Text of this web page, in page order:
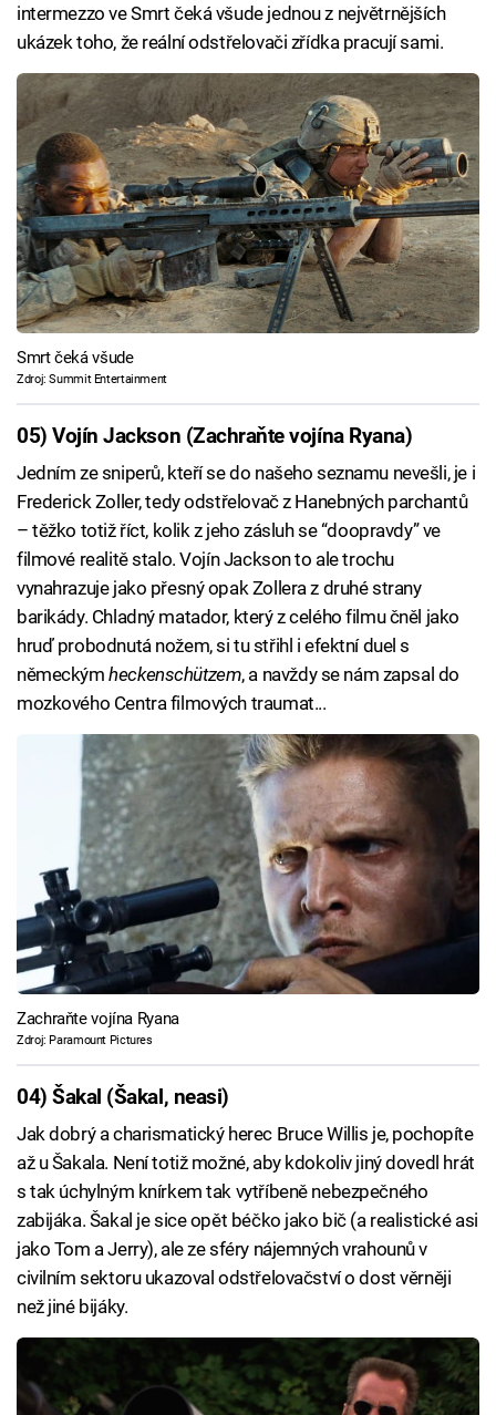
intermezzo ve Smrt čeká všude jednou z největrnějších
ukázek toho, že reální odstřelovači zřídka pracují sami.
Smrt čeká všude
Zdroj: Summit Entertainment
05) Vojín Jackson (Zachraňte vojína Ryana)
Jedním ze sniperů, kteří se do našeho seznamu nevešli, je i
Frederick Zoller, tedy odstřelovač z Hanebných parchantů
– těžko totiž říct, kolik z jeho zásluh se “doopravdy” ve
filmové realitě stalo. Vojín Jackson to ale trochu
vynahrazuje jako přesný opak Zollera z druhé strany
barikády. Chladný matador, který z celého filmu čněl jako
hruď probodnutá nožem, si tu střihl i efektní duel s
německýmheckenschützem, a navždy se nám zapsal do
mozkového Centra filmových traumat...
Zachraňte vojína Ryana
Zdroj: Paramount Pictures
04) Šakal (Šakal, neasi)
Jak dobrý a charismatický herec Bruce Willis je, pochopíte
až u Šakala. Není totiž možné, aby kdokoliv jiný dovedl hrát
s tak úchylným knírkem tak vytříbeně nebezpečného
zabijáka. Šakal je sice opět béčko jako bič (a realistické asi
jako Tom a Jerry), ale ze sféry nájemných vrahounů v
civilním sektoru ukazoval odstřelovačství o dost věrněji
než jiné bijáky.